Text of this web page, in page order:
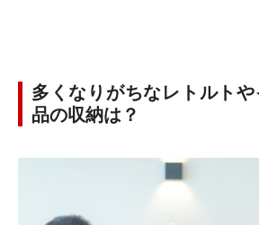
多くなりがちなレトルト
品の収納は？